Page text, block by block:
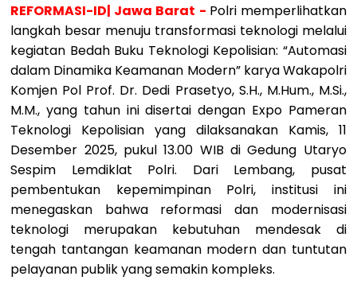
REFORMASI-ID| Jawa Barat - Polri memperlihatkan
langkah besar menuju transformasi teknologi melalui
kegiatan Bedah Buku Teknologi Kepolisian: “Automasi
dalam Dinamika Keamanan Modern” karya Wakapolri
Komjen Pol Prof. Dr. Dedi Prasetyo, S.H., M.Hum., M.Si.,
M.M., yang tahun ini disertai dengan Expo Pameran
Teknologi Kepolisian yang dilaksanakan Kamis, 11
Desember 2025, pukul 13.00 WIB di Gedung Utaryo
Sespim Lemdiklat Polri. Dari Lembang, pusat
pembentukan kepemimpinan Polri, institusi ini
menegaskan bahwa reformasi dan modernisasi
teknologi merupakan kebutuhan mendesak di
tengah tantangan keamanan modern dan tuntutan
pelayanan publik yang semakin kompleks.